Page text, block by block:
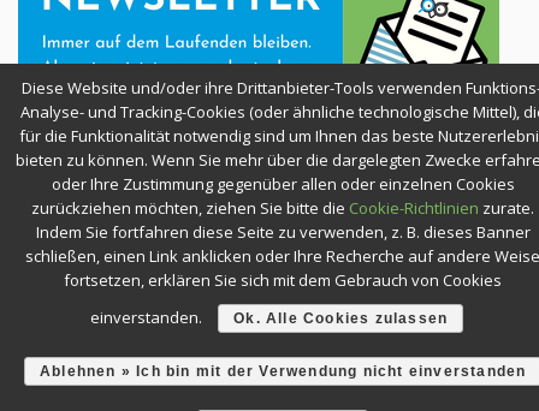
SICHER EINKAUFEN
Diese Website und/oder ihre Drittanbieter-Tools verwenden
Analyse- und Tracking-Cookies (oder ähnliche technologische Mittel),
für die Funktionalität notwendig sind um Ihnen das beste
bieten zu können. Wenn Sie mehr über die dargelegten Zwecke
oder Ihre Zustimmung gegenüber allen oder einzelnen Cookies
zurückziehen möchten, ziehen Sie bitte die Cookie-Richtlinien zurate.
Indem Sie fortfahren diese Seite zu verwenden, z. B. dieses Banner
schließen, einen Link anklicken oder Ihre Recherche auf andere
fortsetzen, erklären Sie sich mit dem Gebrauch von Cookies
einverstanden.
Ok. Alle Cookies zulassen
Ablehnen » Ich bin mit der Verwendung nicht einverstanden